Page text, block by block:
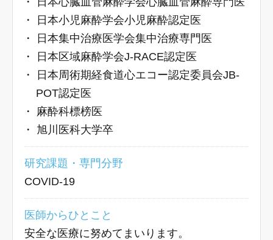
・
日本小児麻酔学会小児麻酔認定医
・
日本集中治療医学会集中治療専門医
・
日本区域麻酔学会J-RACE認定医
・
日本周術期経食道心エコー認定委員会JB-
POT認定医
・
麻酔科標榜医
・
旭川医科大学卒
研究課題・専門分野
COVID-19
医師からひとこと
安全な医療に努めてまいります。